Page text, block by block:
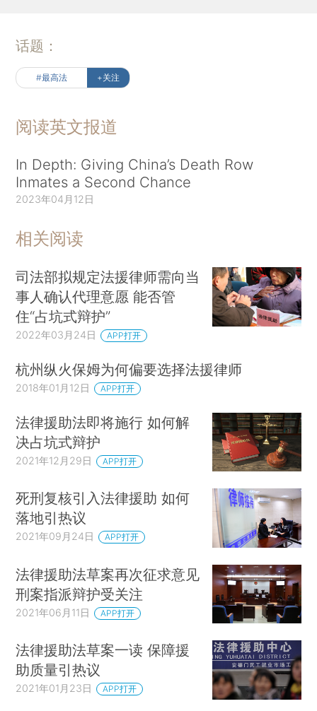
话题：
#最高法 +关注
阅读英文报道
In Depth: Giving China’s Death Row
Inmates a Second Chance
2023年04月12日
相关阅读
司法部拟规定法援律师需向当
事人确认代理意愿 能否管
住“占坑式辩护”
2022年03月24日 APP打开
杭州纵火保姆为何偏要选择法援律师
2018年01月12日 APP打开
法律援助法即将施行 如何解
决占坑式辩护
2021年12月29日 APP打开
死刑复核引入法律援助 如何
落地引热议
2021年09月24日 APP打开
法律援助法草案再次征求意见
刑案指派辩护受关注
2021年06月11日 APP打开
法律援助法草案一读 保障援
助质量引热议
2021年01月23日 APP打开